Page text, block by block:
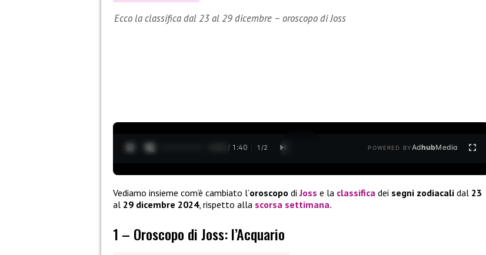
Ecco la classifica dal 23 al 29 dicembre – oroscopo di Joss
0:27 / 1:40 1 /2 POWERED BYAdhubMedia
Vediamo insieme com’è cambiato l’oroscopo diJoss e la classifica dei segni zodiacali dal 23
al 29 dicembre 2024, rispetto alla scorsa settimana.
1 – Oroscopo di Joss: l’Acquario